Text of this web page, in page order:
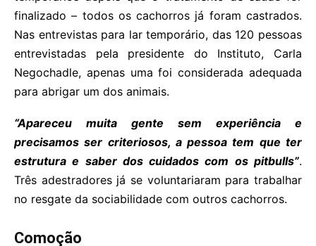
finalizado – todos os cachorros já foram castrados.
Nas entrevistas para lar temporário, das 120 pessoas
entrevistadas pela presidente do Instituto, Carla
Negochadle, apenas uma foi considerada adequada
para abrigar um dos animais.
“Apareceu muita gente sem experiência e
precisamos ser criteriosos, a pessoa tem que ter
estrutura e saber dos cuidados com os pitbulls”.
Três adestradores já se voluntariaram para trabalhar
no resgate da sociabilidade com outros cachorros.
Comoção